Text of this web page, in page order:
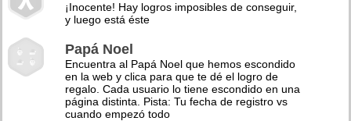
¡Inocente! Hay logros imposibles de conseguir,
y luego está éste
Papá Noel
Encuentra al Papá Noel que hemos escondido
en la web y clica para que te dé el logro de
regalo. Cada usuario lo tiene escondido en una
página distinta. Pista: Tu fecha de registro vs
cuando empezó todo